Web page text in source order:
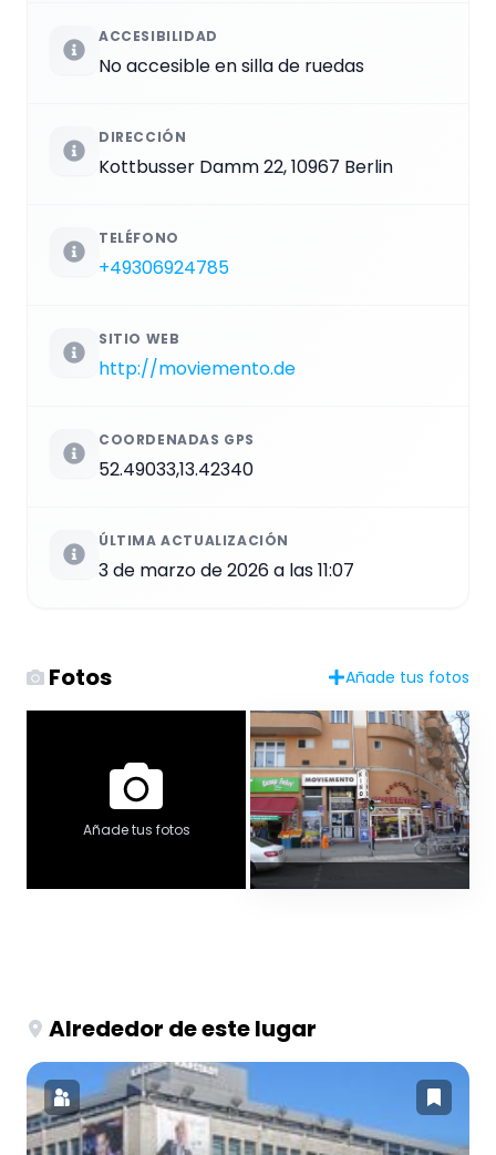
ACCESIBILIDAD
No accesible en silla de ruedas
DIRECCIÓN
Kottbusser Damm 22, 10967 Berlin
TELÉFONO
+49306924785
SITIO WEB
http://moviemento.de
COORDENADAS GPS
52.49033,13.42340
ÚLTIMA ACTUALIZACIÓN
3 de marzo de 2026 a las 11:07
Fotos Añade tus fotos
Añade tus fotos
Alrededor de este lugar